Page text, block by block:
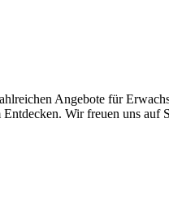
Angebote für
Wir freuen uns auf